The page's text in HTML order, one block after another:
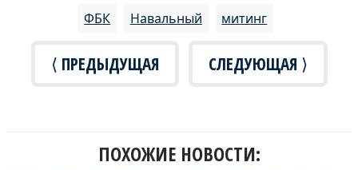
ФБК
Навальный митинг
⟨ ПРЕДЫДУЩАЯ СЛЕДУЮЩАЯ ⟩
ПОХОЖИЕ НОВОСТИ: